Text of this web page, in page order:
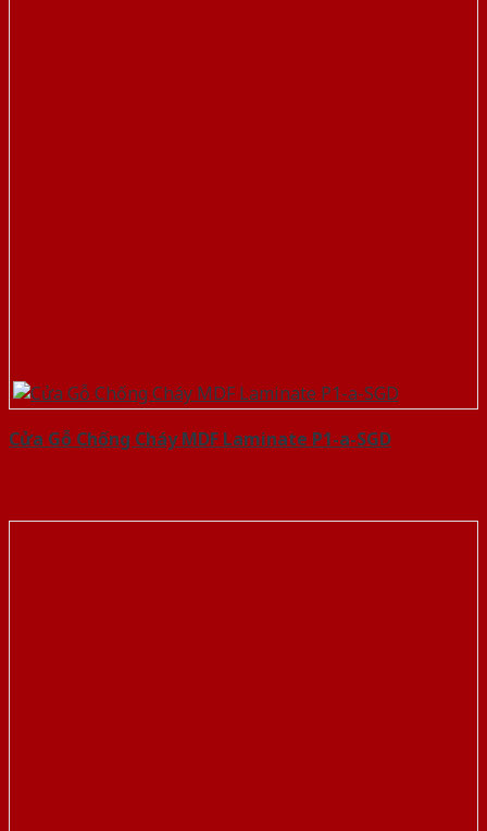
Cửa Gỗ Chống Cháy MDF Laminate P1-a-SGD